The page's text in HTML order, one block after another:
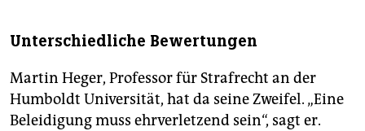
Unterschiedliche Bewertungen
Martin Heger, Professor für Strafrecht an der
Humboldt Universität, hat da seine Zweifel. „Eine
Beleidigung muss ehrverletzend sein“, sagt er.